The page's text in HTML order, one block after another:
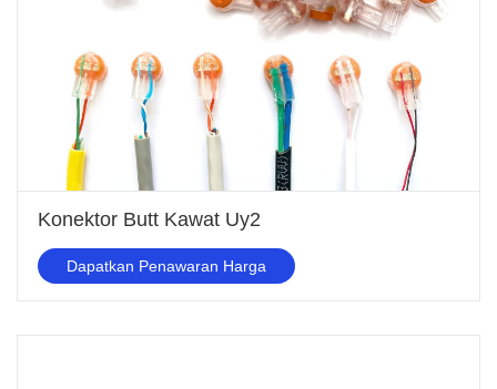
Konektor Butt Kawat Uy2
Dapatkan Penawaran Harga